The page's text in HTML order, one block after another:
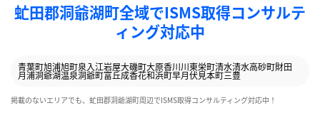
虻田郡洞爺湖町全域でISMS取得コンサルテ
ィング対応中
青葉町旭浦旭町泉入江岩屋大磯町大原香川川東栄町清水清水高砂町財田
月浦洞爺湖温泉洞爺町富丘成香花和浜町早月伏見本町三豊
掲載のないエリアでも、虻田郡洞爺湖町周辺でISMS取得コンサルティング対応中！